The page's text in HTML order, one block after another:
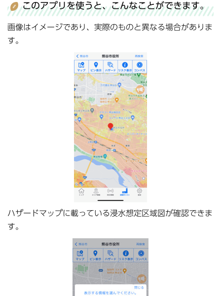
このアプリを使うと、こんなことができます。
画像はイメージであり、実際のものと異なる場合がありま
す。
ハザードマップに載っている浸水想定区域図が確認できま
す。